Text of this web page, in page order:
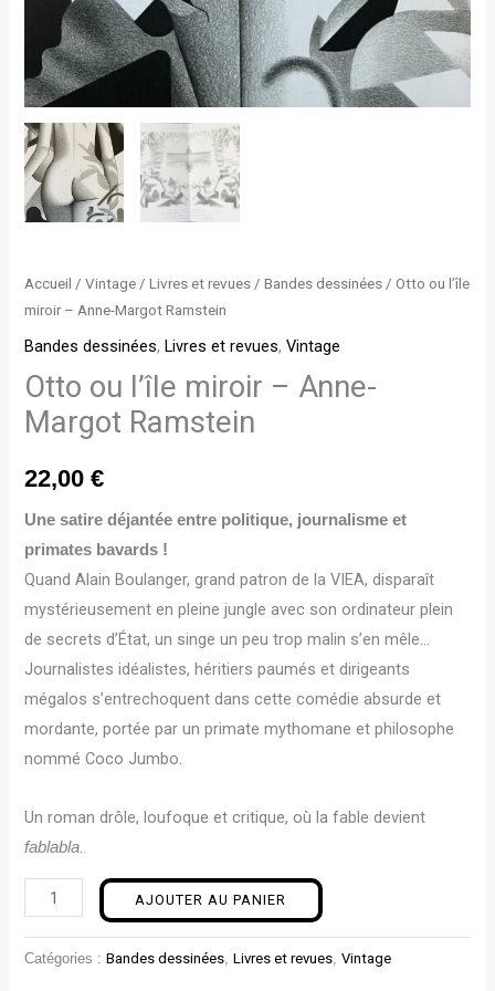
Accueil /Vintage /Livres et revues /Bandes dessinées / Otto ou l’île
miroir – Anne-Margot Ramstein
Bandes dessinées, Livres et revues,Vintage
Otto ou l’île miroir – Anne-
Margot Ramstein
22,00€
Une satire déjantée entre politique, journalisme et
primates bavards !
Quand Alain Boulanger, grand patron de la VIEA, disparaît
mystérieusement en pleine jungle avec son ordinateur plein
de secrets d’État, un singe un peu trop malin s’en mêle…
Journalistes idéalistes, héritiers paumés et dirigeants
mégalos s’entrechoquent dans cette comédie absurde et
mordante, portée par un primate mythomane et philosophe
nommé Coco Jumbo.
Un roman drôle, loufoque et critique, où la fable devient
fablabla
AJOUTER AU PANIER
Catégories :Bandes dessinées ,Livres et revues ,Vintage